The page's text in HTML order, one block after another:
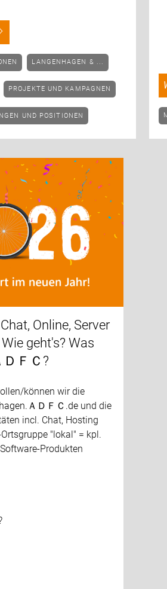
LANGENHAGEN & ...
PROJEKTE UND KAMPAGNEN
UND POSITIONEN
Online, Server
geht's? Was
ＤＦＣ?
können wir die
ＡＤＦＣ.de und die
incl. Chat, Hosting
"lokal" = kpl.
Produkten